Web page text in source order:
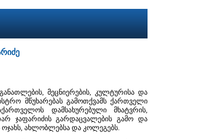
მეცნიერების, კულტურისა და
მწუხარებას გამოთქვამს ქართველი
დამსახურებული მხატვრის,
ჯაფარიძის გარდაცვალების გამო და
ოჯახს, ახლობლებსა და კოლეგებს.